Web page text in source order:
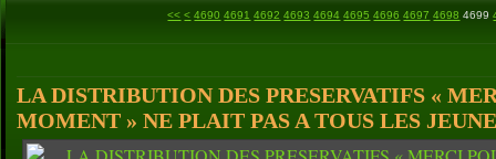
<< < 4600
4610
4620
4630
4640
4650
4660
4670
4680
4690 4691 4692 4693 4694 4695 4696 4697 4698 4699
LA DISTRIBUTION DES PRESERVATIFS «
MOMENT » NE PLAIT PAS A TOUS LES